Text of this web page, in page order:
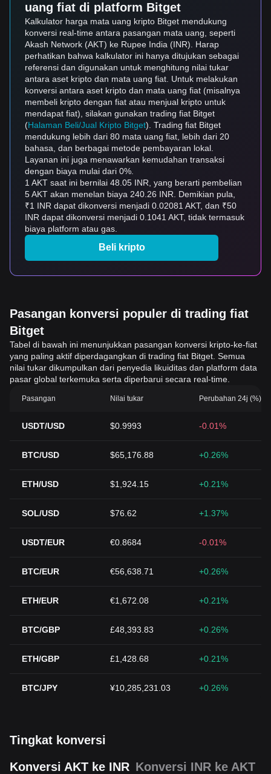
uang fiat di platform Bitget
Kalkulator harga mata uang kripto Bitget mendukung
konversi real-time antara pasangan mata uang, seperti
Akash Network (AKT) ke Rupee India (INR). Harap
perhatikan bahwa kalkulator ini hanya ditujukan sebagai
referensi dan digunakan untuk menghitung nilai tukar
antara aset kripto dan mata uang fiat. Untuk melakukan
konversi antara aset kripto dan mata uang fiat (misalnya
membeli kripto dengan fiat atau menjual kripto untuk
mendapat fiat), silakan gunakan trading fiat Bitget
(Halaman Beli/Jual Kripto Bitget). Trading fiat Bitget
mendukung lebih dari 80 mata uang fiat, lebih dari 20
bahasa, dan berbagai metode pembayaran lokal.
Layanan ini juga menawarkan kemudahan transaksi
dengan biaya mulai dari 0%.
1 AKT saat ini bernilai 48.05 INR, yang berarti pembelian
5 AKT akan menelan biaya 240.26 INR. Demikian pula,
₹1 INR dapat dikonversi menjadi 0.02081 AKT, dan ₹50
INR dapat dikonversi menjadi 0.1041 AKT, tidak termasuk
biaya platform atau gas.
Beli kripto
Pasangan konversi populer di trading fiat
Bitget
Tabel di bawah ini menunjukkan pasangan konversi kripto-ke-fiat
yang paling aktif diperdagangkan di trading fiat Bitget. Semua
nilai tukar dikumpulkan dari penyedia likuiditas dan platform data
pasar global terkemuka serta diperbarui secara real-time.
Pasangan Nilai tukar Perubahan 24j (%)
USDT/USD $0.9993 -0.01%
BTC/USD $65,176.88 +0.26%
ETH/USD $1,924.15 +0.21%
SOL/USD $76.62 +1.37%
USDT/EUR €0.8684 -0.01%
BTC/EUR €56,638.71 +0.26%
ETH/EUR €1,672.08 +0.21%
BTC/GBP £48,393.83 +0.26%
ETH/GBP £1,428.68 +0.21%
BTC/JPY ¥10,285,231.03 +0.26%
Tingkat konversi
Konversi AKT ke INR Konversi INR ke AKT